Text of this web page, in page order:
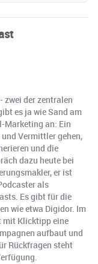
zwei der zentralen
es ja wie Sand am
Marketing an: Ein
Vermittler gehen,
und die
dazu heute bei
er ist
als
Es gibt für die
wie etwa Digidor. Im
mit Klicktipp eine
aufbaut und
Rückfragen steht